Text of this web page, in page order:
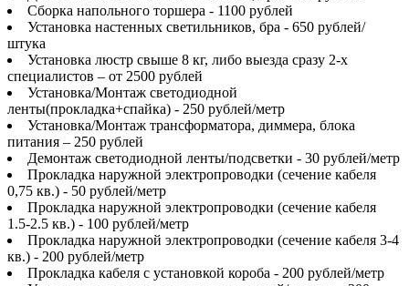
Сборка напольного торшера - 1100 рублей
Установка настенных светильников, бра - 650 рублей/
штука
Установка люстр свыше 8 кг, либо выезда сразу 2-х
специалистов – от 2500 рублей
Установка/Монтаж светодиодной
ленты(прокладка+спайка) - 250 рублей/метр
Установка/Монтаж трансформатора, диммера, блока
питания – 250 рублей
Демонтаж светодиодной ленты/подсветки - 30 рублей/метр
Прокладка наружной электропроводки (сечение кабеля
0,75 кв.) - 50 рублей/метр
Прокладка наружной электропроводки (сечение кабеля
1.5-2.5 кв.) - 100 рублей/метр
Прокладка наружной электропроводки (сечение кабеля 3-4
кв.) - 200 рублей/метр
Прокладка кабеля с установкой короба - 200 рублей/метр